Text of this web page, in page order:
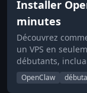
Installer
minutes
Découvrez
un VPS en
débutants,
OpenClaw